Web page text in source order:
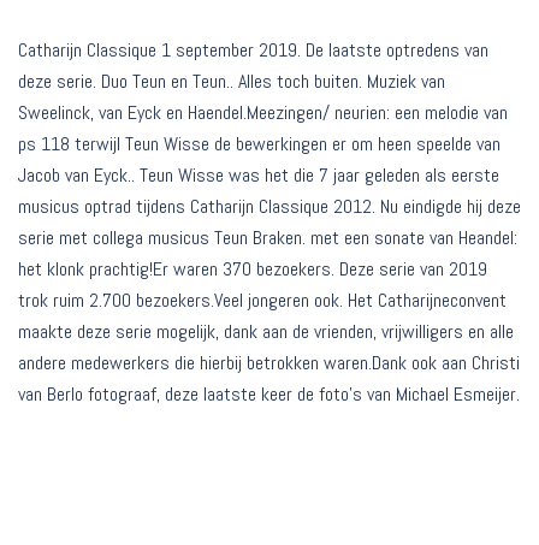
Catharijn Classique 1 september 2019. De laatste optredens van
deze serie. Duo Teun en Teun.. Alles toch buiten. Muziek van
Sweelinck, van Eyck en Haendel.Meezingen/ neurien: een melodie van
ps 118 terwijl Teun Wisse de bewerkingen er om heen speelde van
Jacob van Eyck.. Teun Wisse was het die 7 jaar geleden als eerste
musicus optrad tijdens Catharijn Classique 2012. Nu eindigde hij deze
serie met collega musicus Teun Braken. met een sonate van Heandel:
het klonk prachtig!Er waren 370 bezoekers. Deze serie van 2019
trok ruim 2.700 bezoekers.Veel jongeren ook. Het Catharijneconvent
maakte deze serie mogelijk, dank aan de vrienden, vrijwilligers en alle
andere medewerkers die hierbij betrokken waren.Dank ook aan Christi
van Berlo fotograaf, deze laatste keer de foto’s van Michael Esmeijer.